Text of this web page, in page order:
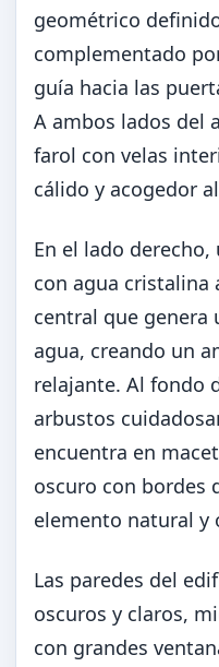
geométrico
complementado
guía hacia las
A ambos lados del
farol con velas
cálido y acogedor
En el lado
con agua cristalina
central que genera
agua, creando un
relajante. Al fondo
arbustos
encuentra en
oscuro con bordes
elemento natural y
Las paredes del
oscuros y claros,
con grandes